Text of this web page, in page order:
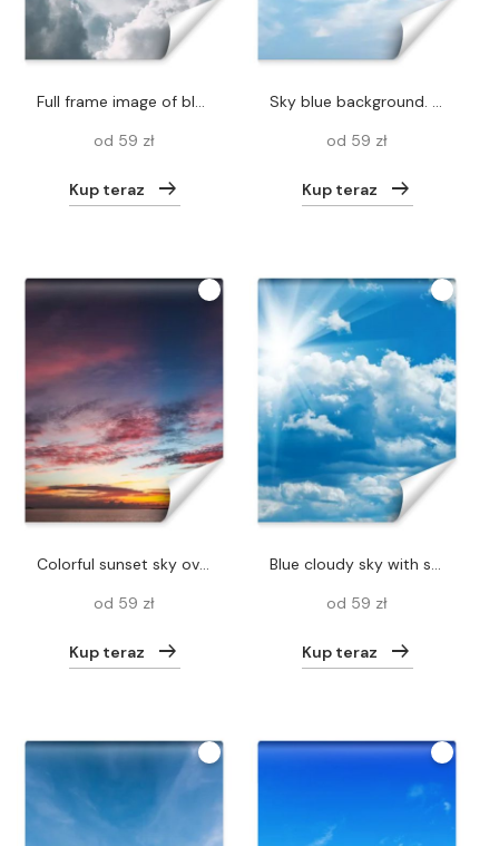
full frame image of blue cloudy sky background
od 59 zł
Kup teraz
Sky blue background. Natural background bright,Thailand.
od 59 zł
Kup teraz
colorful sunset sky over tranquil sea surface
od 59 zł
Kup teraz
Blue cloudy sky with sun
od 59 zł
Kup teraz